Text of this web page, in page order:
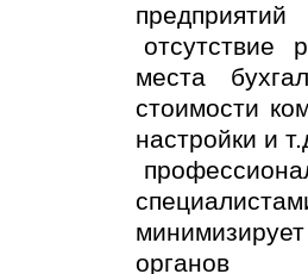
предприятий
отсутствие
места
стоимости
настройки и
органов